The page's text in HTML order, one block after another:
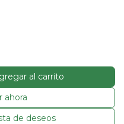
al carrito
ahora
de deseos